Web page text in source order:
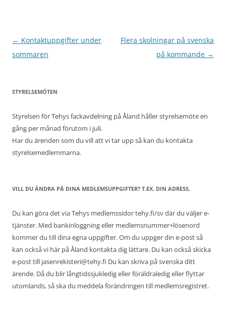
Inläggsnavigering
← Kontaktuppgifter under
sommaren
Flera skolningar på svenska
på kommande →
STYRELSEMÖTEN
Styrelsen för Tehys fackavdelning på Åland håller styrelsemöte en
gång per månad förutom i juli.
Har du ärenden som du vill att vi tar upp så kan du kontakta
styrelsemedlemmarna.
VILL DU ÄNDRA PÅ DINA MEDLEMSUPPGIFTER? T.EX. DIN ADRESS.
Du kan göra det via Tehys medlemssidor tehy.fi/sv där du väljer e-
tjänster. Med bankinloggning eller medlemsnummer+lösenord
kommer du till dina egna uppgifter. Om du uppger din e-post så
kan också vi här på Åland kontakta dig lättare. Du kan också skicka
e-post till jasenrekisteri@tehy.fi Du kan skriva på svenska ditt
ärende. Då du blir långtidssjukledig eller föräldraledig eller flyttar
utomlands, så ska du meddela förändringen till medlemsregistret.